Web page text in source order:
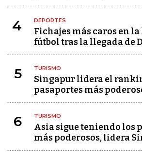
4 DEPORTES
Fichajes más caros en
fútbol tras la llegada de
5 TURISMO
Singapur lidera el
pasaportes más
6 TURISMO
Asia sigue teniendo los
más poderosos, lidera